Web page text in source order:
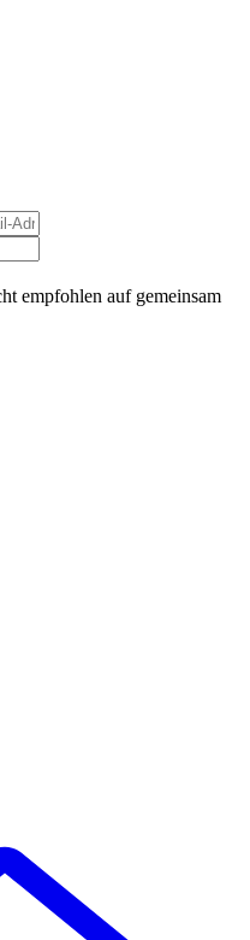
empfohlen auf gemeinsam